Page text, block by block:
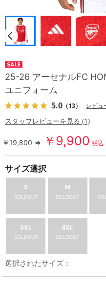
25-26 アーセナルFC
ユニフォーム
5.0 （13） レビュ
スタッフレビューを見る (1)
￥19,800 ⇒ ￥9,900 税込
サイズ選択
S
SOLDOUT
M
SOLDOUT
3XL
SOLDOUT
4XL
SOLDOUT
選択されたサイズ：